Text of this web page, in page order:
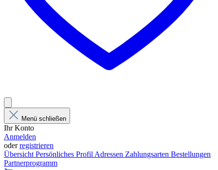
Menü schließen
Ihr Konto
Anmelden
oderregistrieren
Übersicht Persönliches Profil Adressen Zahlungsarten Bestellungen
Partnerprogramm